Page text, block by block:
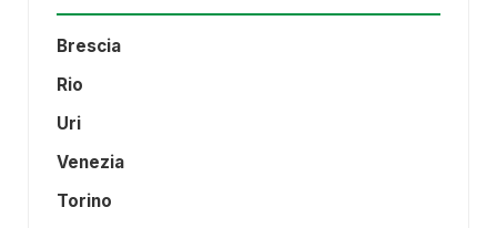
Brescia
Rio
Uri
Venezia
Torino